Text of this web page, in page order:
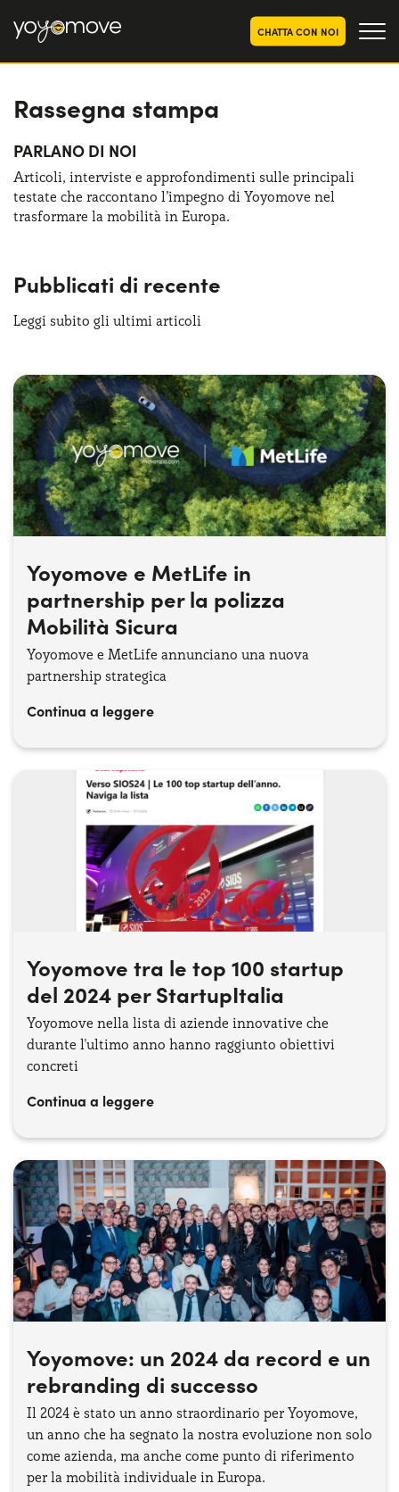
CHATTA CON NOI
OFFERTE NOLEGGIOLUNGO TERMINE
Aziende e P.IVA
OFFERTE NOLEGGIO
AUTO USATE
CHI SIAMO
PERCHÉ CONVIENE
Serve assistenza? 800595799
Rassegna stampa
PARLANO DI NOI
Articoli, interviste e approfondimenti sulle principali
testate che raccontano l’impegno di Yoyomove nel
trasformare la mobilità in Europa.
Pubblicati di recente
Leggi subito gli ultimi articoli
Yoyomove e MetLife in
partnership per la polizza
Mobilità Sicura
Yoyomove e MetLife annunciano una nuova
partnership strategica
Continua a leggere
Yoyomove tra le top 100 startup
del 2024 per StartupItalia
Yoyomove nella lista di aziende innovative che
durante l'ultimo anno hanno raggiunto obiettivi
concreti
Continua a leggere
Yoyomove: un 2024 da record e un
rebranding di successo
Il 2024 è stato un anno straordinario per Yoyomove,
un anno che ha segnato la nostra evoluzione non solo
come azienda, ma anche come punto di riferimento
per la mobilità individuale in Europa.